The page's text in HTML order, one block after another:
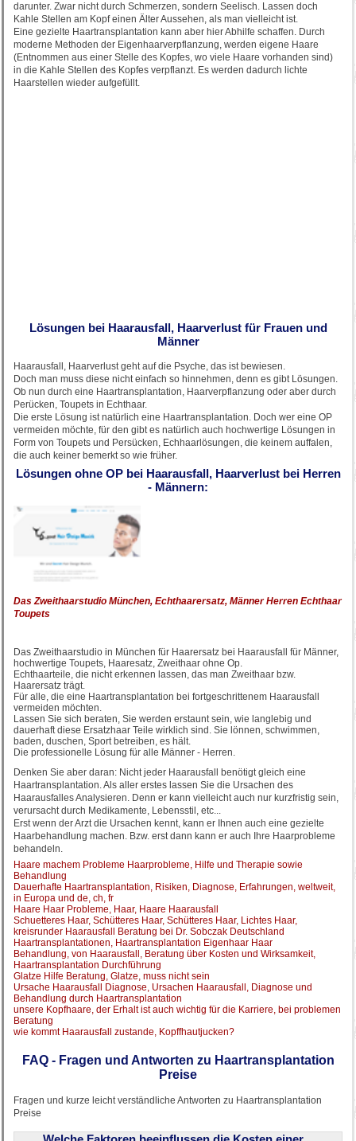
darunter. Zwar nicht durch Schmerzen, sondern Seelisch. Lassen doch
Kahle Stellen am Kopf einen Älter Aussehen, als man vielleicht ist.
Eine gezielte Haartransplantation kann aber hier Abhilfe schaffen. Durch
moderne Methoden der Eigenhaarverpflanzung, werden eigene Haare
(Entnommen aus einer Stelle des Kopfes, wo viele Haare vorhanden sind)
in die Kahle Stellen des Kopfes verpflanzt. Es werden dadurch lichte
Haarstellen wieder aufgefüllt.
Lösungen bei Haarausfall, Haarverlust für Frauen und
Männer
Haarausfall, Haarverlust geht auf die Psyche, das ist bewiesen.
Doch man muss diese nicht einfach so hinnehmen, denn es gibt Lösungen.
Ob nun durch eine Haartransplantation, Haarverpflanzung oder aber durch
Perücken, Toupets in Echthaar.
Die erste Lösung ist natürlich eine Haartransplantation. Doch wer eine OP
vermeiden möchte, für den gibt es natürlich auch hochwertige Lösungen in
Form von Toupets und Persücken, Echhaarlösungen, die keinem auffalen,
die auch keiner bemerkt so wie früher.
Lösungen ohne OP bei Haarausfall, Haarverlust bei Herren
- Männern:
Das Zweithaarstudio München, Echthaarersatz, Männer Herren Echthaar
Toupets
Das Zweithaarstudio in München für Haarersatz bei Haarausfall für Männer,
hochwertige Toupets, Haaresatz, Zweithaar ohne Op.
Echthaarteile, die nicht erkennen lassen, das man Zweithaar bzw.
Haarersatz trägt.
Für alle, die eine Haartransplantation bei fortgeschrittenem Haarausfall
vermeiden möchten.
Lassen Sie sich beraten, Sie werden erstaunt sein, wie langlebig und
dauerhaft diese Ersatzhaar Teile wirklich sind. Sie lönnen, schwimmen,
baden, duschen, Sport betreiben, es hält.
Die professionelle Lösung für alle Männer - Herren.
Denken Sie aber daran: Nicht jeder Haarausfall benötigt gleich eine
Haartransplantation. Als aller erstes lassen Sie die Ursachen des
Haarausfalles Analysieren. Denn er kann vielleicht auch nur kurzfristig sein,
verursacht durch Medikamente, Lebensstil, etc...
Erst wenn der Arzt die Ursachen kennt, kann er Ihnen auch eine gezielte
Haarbehandlung machen. Bzw. erst dann kann er auch Ihre Haarprobleme
behandeln.
Haare machem Probleme Haarprobleme, Hilfe und Therapie sowie
Behandlung
Dauerhafte Haartransplantation, Risiken, Diagnose, Erfahrungen, weltweit,
in Europa und de, ch, fr
Haare Haar Probleme, Haar, Haare Haarausfall
Schuetteres Haar, Schütteres Haar, Schütteres Haar, Lichtes Haar,
kreisrunder Haarausfall Beratung bei Dr. Sobczak Deutschland
Haartransplantationen, Haartransplantation Eigenhaar Haar
Behandlung, von Haarausfall, Beratung über Kosten und Wirksamkeit,
Haartransplantation Durchführung
Glatze Hilfe Beratung, Glatze, muss nicht sein
Ursache Haarausfall Diagnose, Ursachen Haarausfall, Diagnose und
Behandlung durch Haartransplantation
unsere Kopfhaare, der Erhalt ist auch wichtig für die Karriere, bei problemen
Beratung
wie kommt Haarausfall zustande, Kopffhautjucken?
FAQ - Fragen und Antworten zu Haartransplantation
Preise
Fragen und kurze leicht verständliche Antworten zu Haartransplantation
Preise